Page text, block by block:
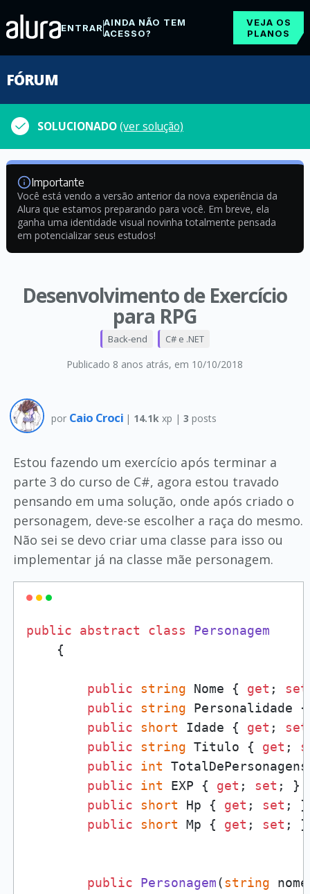
ENTRARAINDA NÃO TEM
ACESSO?
VEJA OS
PLANOS
FÓRUM
SOLUCIONADO(ver solução)
Importante
Você está vendo a versão anterior da nova experiência da
Alura que estamos preparando para você. Em breve, ela
ganha uma identidade visual novinha totalmente pensada
em potencializar seus estudos!
Desenvolvimento de Exercício
para RPG
Publicado 8 anos atrás, em 10/10/2018
Back-end C# e .NET
por Caio Croci | 14.1k xp |3 posts
Estou fazendo um exercício após terminar a
parte 3 do curso de C#, agora estou travado
pensando em uma solução, onde após criado o
personagem, deve-se escolher a raça do mesmo.
Não sei se devo criar uma classe para isso ou
implementar já na classe mãe personagem.
public abstract class
Personagem
    {
public string Nome { get ; set
public
string Personalidade
public
short Idade { get ; set
public
string Titulo { get ;
public
int
public
int EXP { get ; set ; }
public
short Hp { get ; set ; }
public
short Mp { get ; set ; }
public Personagem(string